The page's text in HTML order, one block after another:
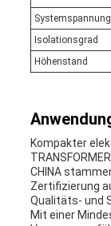
Systemspannung
Isolationsgrad
Höhenstand
Kompakter
CHINA
Zertifizierung
Qualitäts- und
Mit einer